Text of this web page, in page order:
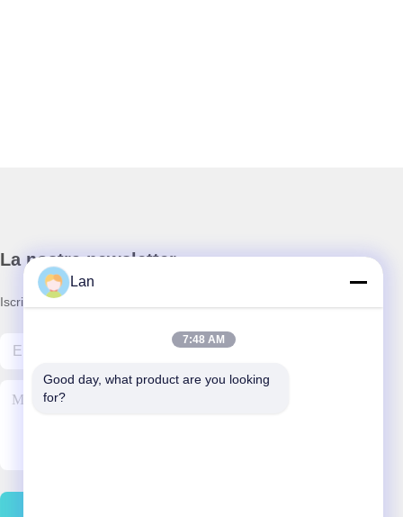
La nostra newsletter
Iscriviti alla nostra newsletter per sconti e altro.
Lan
7:48 AM
Good day, what product are you looking
for?